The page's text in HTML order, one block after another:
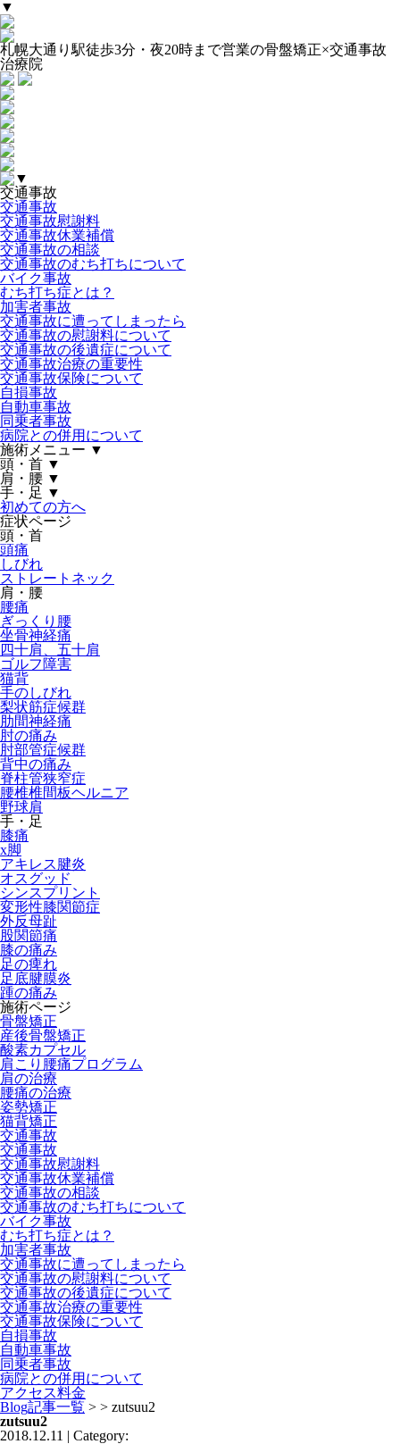
▼
札幌大通り駅徒歩3分・夜20時まで営業の骨盤矯正×交通事故
治療院
▼
交通事故
交通事故
交通事故慰謝料
交通事故休業補償
交通事故の相談
交通事故のむち打ちについて
バイク事故
むち打ち症とは？
加害者事故
交通事故に遭ってしまったら
交通事故の慰謝料について
交通事故の後遺症について
交通事故治療の重要性
交通事故保険について
自損事故
自動車事故
同乗者事故
病院との併用について
施術メニュー ▼
頭・首 ▼
肩・腰 ▼
手・足 ▼
初めての方へ
症状ページ
頭・首
頭痛
しびれ
ストレートネック
肩・腰
腰痛
ぎっくり腰
坐骨神経痛
四十肩、五十肩
ゴルフ障害
猫背
手のしびれ
梨状筋症候群
肋間神経痛
肘の痛み
肘部管症候群
背中の痛み
脊柱管狭窄症
腰椎椎間板ヘルニア
野球肩
手・足
膝痛
x脚
アキレス腱炎
オスグッド
シンスプリント
変形性膝関節症
外反母趾
股関節痛
膝の痛み
足の痺れ
足底腱膜炎
踵の痛み
施術ページ
骨盤矯正
産後骨盤矯正
酸素カプセル
肩こり腰痛プログラム
肩の治療
腰痛の治療
姿勢矯正
猫背矯正
交通事故
交通事故
交通事故慰謝料
交通事故休業補償
交通事故の相談
交通事故のむち打ちについて
バイク事故
むち打ち症とは？
加害者事故
交通事故に遭ってしまったら
交通事故の慰謝料について
交通事故の後遺症について
交通事故治療の重要性
交通事故保険について
自損事故
自動車事故
同乗者事故
病院との併用について
アクセス料金
Blog記事一覧 > > zutsuu2
zutsuu2
2018.12.11 | Category: